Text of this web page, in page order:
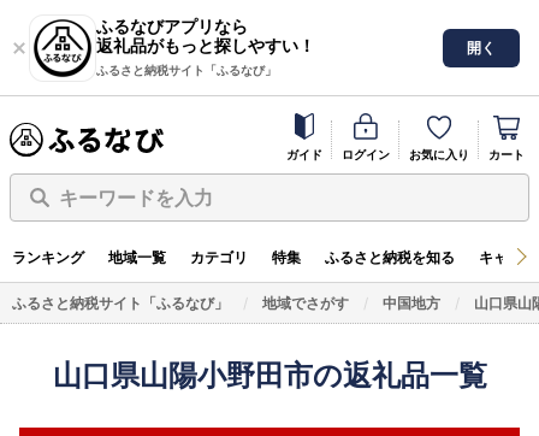
ふるなびアプリなら
返礼品がもっと探しやすい！
ふるさと納税サイト「ふるなび」
開く
ガイド ログイン お気に入り カート
キーワードを入力
ランキング 地域一覧 カテゴリ 特集 ふるさと納税を知る キャン
ふるさと納税サイト「ふるなび」 地域でさがす 中国地方 山口県山
山口県山陽小野田市の返礼品一覧